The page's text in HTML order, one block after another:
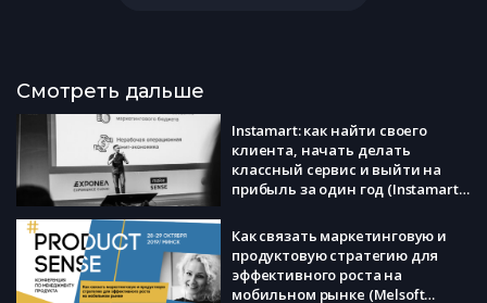
Смотреть дальше
Instamart: как найти своего
клиента, начать делать
классный сервис и выйти на
прибыль за один год (Instamart,
Как связать маркетинговую и
продуктовую стратегию для
эффективного роста на
мобильном рынке (Melsoft